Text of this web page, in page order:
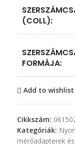
(COLL):
FORMÁJA:
Add to wishlist
Cikkszám:
Kategóriák:
mérőadapterek